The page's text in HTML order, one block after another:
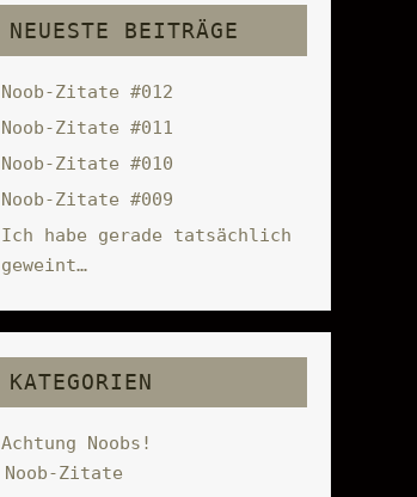
NEUESTE BEITRÄGE
Noob-Zitate #012
Noob-Zitate #011
Noob-Zitate #010
Noob-Zitate #009
Ich habe gerade tatsächlich
geweint…
KATEGORIEN
Achtung Noobs!
Noob-Zitate